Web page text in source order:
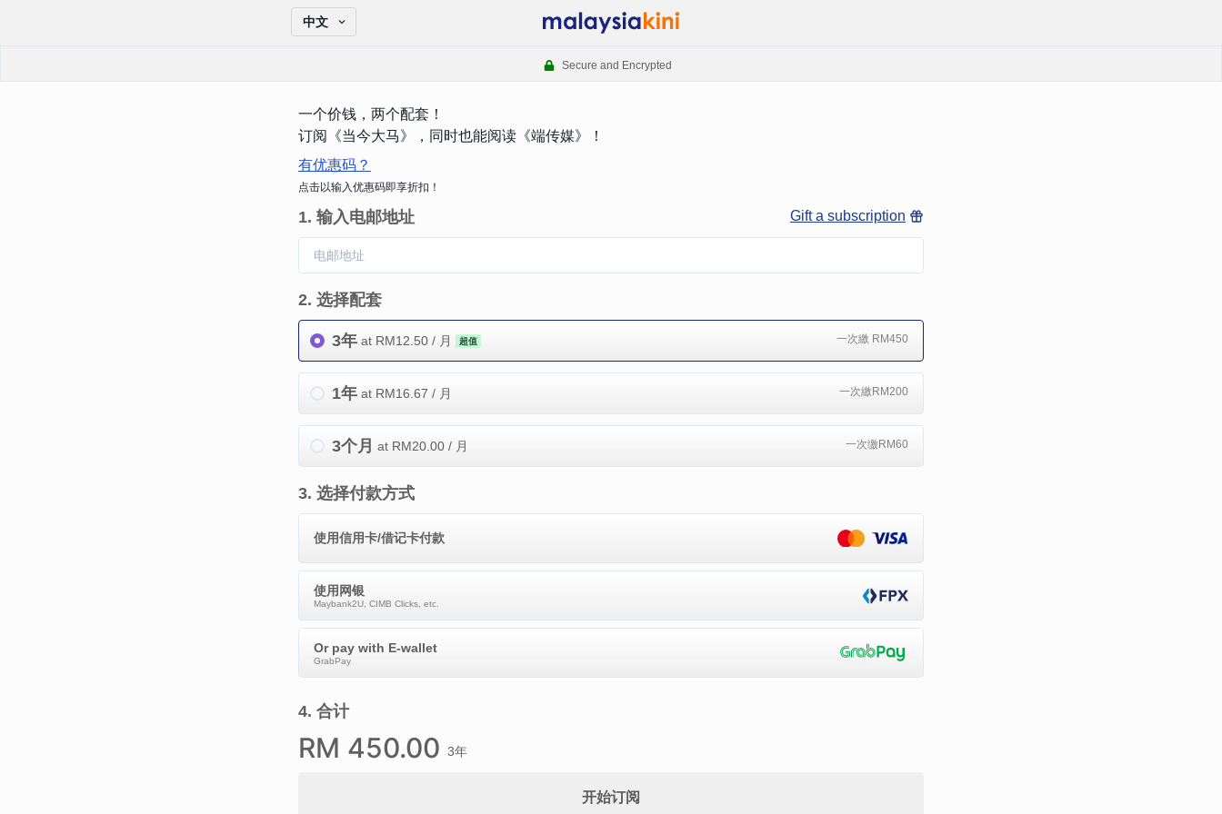
中文
Secure and Encrypted
一个价钱，两个配套！
订阅《当今大马》，同时也能阅读《端传媒》！
有优惠码？
点击以输入优惠码即享折扣！
1. 输入电邮地址 Gift a subscription
2. 选择配套
3年 at RM12.50 / 月 超值 一次繳 RM450
1年 at RM16.67 / 月 一次繳RM200
3个月 at RM20.00 / 月 一次缴RM60
3. 选择付款方式
使用信用卡/借记卡付款
使用网银
Maybank2U, CIMB Clicks, etc.
Or pay with E-wallet
GrabPay
4. 合计
RM 450.00 3年
开始订阅